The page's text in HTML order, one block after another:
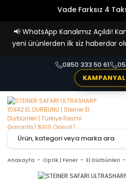
Vade Farksız 4
📢 WhatsApp Kanalımız Açıldı!
yeni ürünlerden ilk siz haberdar
0850 333 50 61
Anasayfa Optik | Fener El Dürbünleri